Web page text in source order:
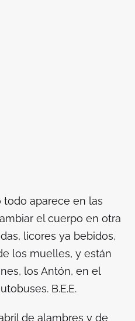
todo aparece en las
el cuerpo en otra
licores ya bebidos,
los muelles, y están
los Antón, en el
B.E.E.
de alambres y de